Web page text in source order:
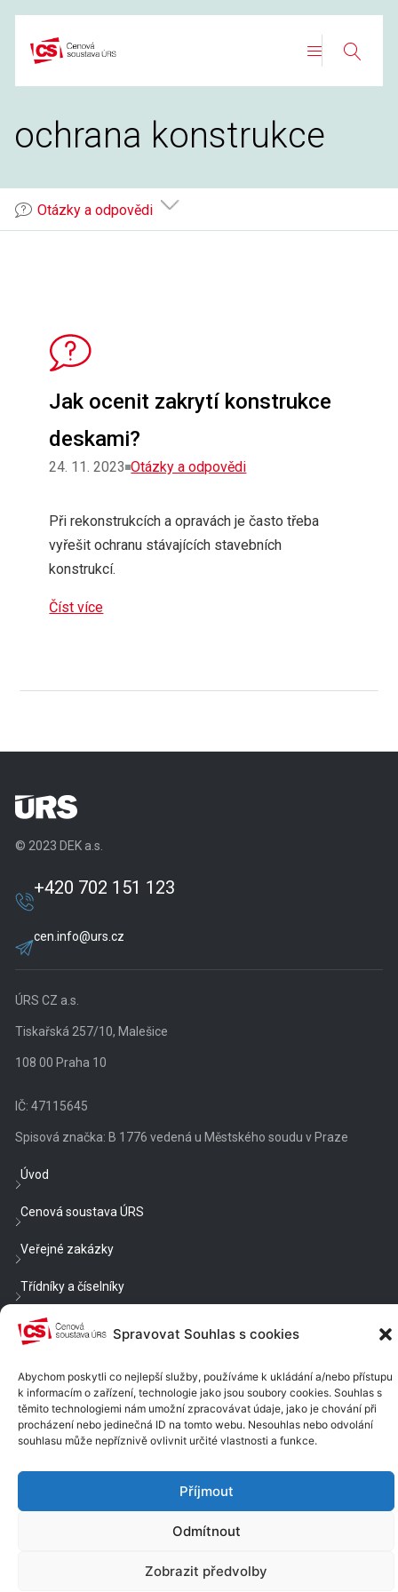
Spravovat Souhlas s cookies
Abychom poskytli co nejlepší služby, používáme k ukládání a/nebo přístupu
k informacím o zařízení, technologie jako jsou soubory cookies. Souhlas s
těmito technologiemi nám umožní zpracovávat údaje, jako je chování při
procházení nebo jedinečná ID na tomto webu. Nesouhlas nebo odvolání
souhlasu může nepříznivě ovlivnit určité vlastnosti a funkce.
Příjmout
Odmítnout
Zobrazit předvolby
obsah
Search
ochrana konstrukce
Otázky a odpovědi
Jak ocenit zakrytí konstrukce
deskami?
24. 11. 2023 Rubriky
Otázky a odpovědi
Při rekonstrukcích a opravách je často třeba
vyřešit ochranu stávajících stavebních
konstrukcí.
Číst více
© 2023 DEK a.s.
+420 702 151 123
cen.info@urs.cz
ÚRS CZ a.s.
Tiskařská 257/10, Malešice
108 00 Praha 10
IČ: 47115645
Spisová značka: B 1776 vedená u Městského soudu v Praze
Úvod
Cenová soustava ÚRS
Veřejné zakázky
Třídníky a číselníky
Blog
Nastavení cookies
Chcete být v obraze?
Dostávat e-mailem rady, náměty a informace?